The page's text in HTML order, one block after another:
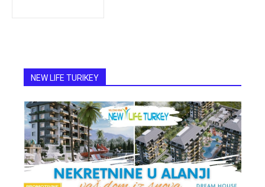
NEW LIFE TURIKEY